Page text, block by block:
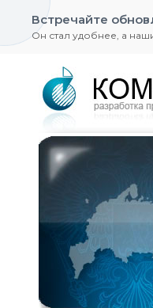
Встречайте
Он стал удобнее, а